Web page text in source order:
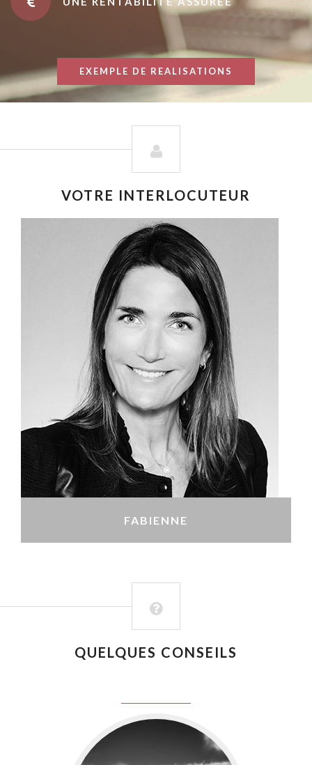
EXEMPLE DE REALISATIONS
VOTRE INTERLOCUTEUR
FABIENNE
QUELQUES CONSEILS